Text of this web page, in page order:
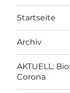
Startseite
Archiv
AKTUELL:
Corona